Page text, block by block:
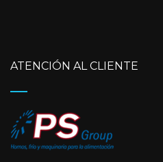
ATENCIÓN AL CLIENTE